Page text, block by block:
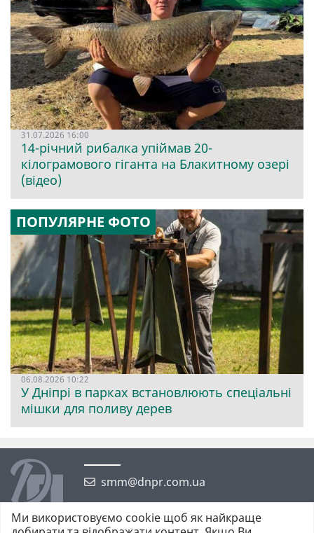
31.07.2026 16:00
14-річний рибалка упіймав 20-
кілограмового гіганта на Блакитному озері
(відео)
ПОПУЛЯРНЕ ФОТО
06.08.2026 10:22
У Дніпрі в парках встановлюють спеціальні
мішки для поливу дерев
smm@dnpr.com.ua
Ми використовуємо cookie щоб як найкраще